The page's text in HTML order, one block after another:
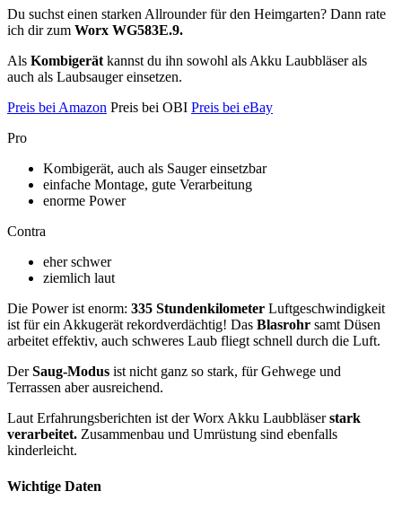
Du suchst einen starken Allrounder für den Heimgarten? Dann rate
ich dir zum Worx WG583E.9.
Als Kombigerät kannst du ihn sowohl als Akku Laubbläser als
auch als Laubsauger einsetzen.
Preis bei Amazon Preis bei OBI Preis bei eBay
Pro
Kombigerät, auch als Sauger einsetzbar
einfache Montage, gute Verarbeitung
enorme Power
Contra
eher schwer
ziemlich laut
Die Power ist enorm: 335 Stundenkilometer Luftgeschwindigkeit
ist für ein Akkugerät rekordverdächtig! Das Blasrohr samt Düsen
arbeitet effektiv, auch schweres Laub fliegt schnell durch die Luft.
DerSaug-Modus ist nicht ganz so stark, für Gehwege und
Terrassen aber ausreichend.
Laut Erfahrungsberichten ist der Worx Akku Laubbläserstark
verarbeitet. Zusammenbau und Umrüstung sind ebenfalls
kinderleicht.
Wichtige Daten